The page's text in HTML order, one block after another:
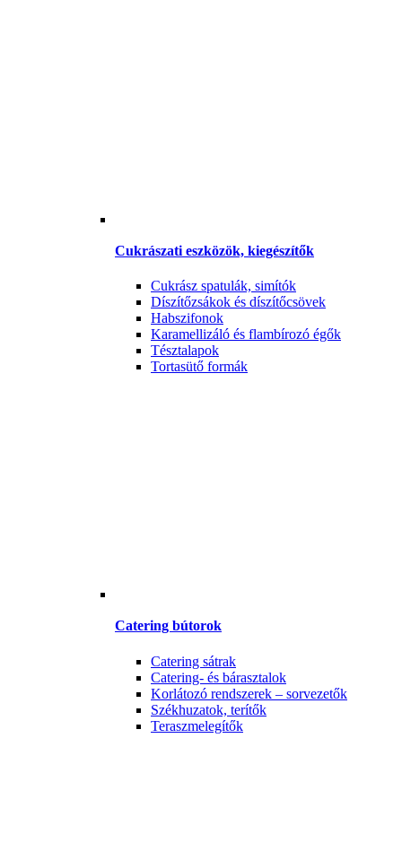
Cukrászati eszközök, kiegészítők
Cukrász spatulák, simítók
Díszítőzsákok és díszítőcsövek
Habszifonok
Karamellizáló és flambírozó égők
Tésztalapok
Tortasütő formák
Catering bútorok
Catering sátrak
Catering- és bárasztalok
Korlátozó rendszerek – sorvezetők
Székhuzatok, terítők
Teraszmelegítők